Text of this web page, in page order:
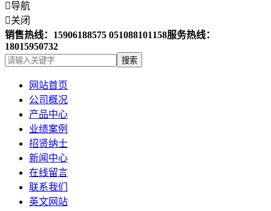
导航
关闭
销售热线：15906188575 051088101158服务热线：
18015950732
网站首页
公司概况
产品中心
业绩案例
招贤纳士
新闻中心
在线留言
联系我们
英文网站